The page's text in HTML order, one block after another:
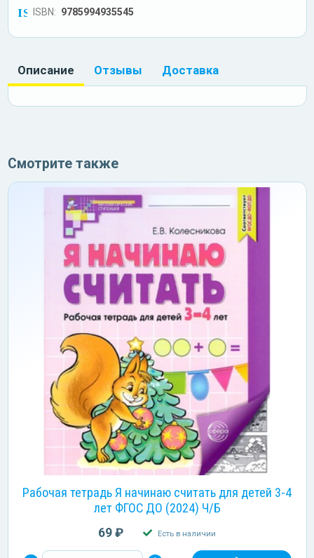
ISBN: 9785994935545
Описание Отзывы Доставка
Смотрите также
Рабочая тетрадь Я начинаю считать для детей 3-4
лет ФГОС ДО (2024) Ч/Б
69 ₽ Есть в наличии